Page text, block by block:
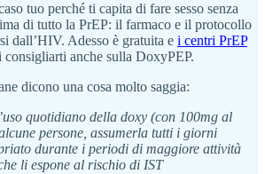
tuo perché ti capita di fare sesso senza
di tutto la PrEP: il farmaco e il protocollo
dall’HIV. Adesso è gratuita e i centri PrEP
consigliarti anche sulla DoxyPEP.
dicono una cosa molto saggia:
quotidiano della doxy (con 100mg al
persone, assumerla tutti i giorni
durante i periodi di maggiore attività
li espone al rischio di IST